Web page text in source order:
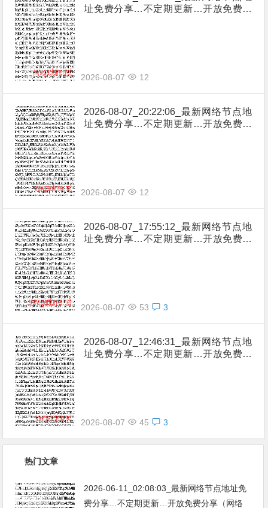
址免费分享…不定期更新…开放免费分
2026-08-07 12
2026-08-07_20:22:06_最新网络节点地
址免费分享…不定期更新…开放免费分
2026-08-07 12
2026-08-07_17:55:12_最新网络节点地
址免费分享…不定期更新…开放免费分
2026-08-07 53 3
2026-08-07_12:46:31_最新网络节点地
址免费分享…不定期更新…开放免费分
2026-08-07 45 3
热门文章
2026-06-11_02:08:03_最新网络节点地址免
费分享…不定期更新…开放免费分享（网络